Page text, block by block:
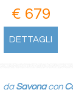
€ 679
DETTAGLI
da Savonacon